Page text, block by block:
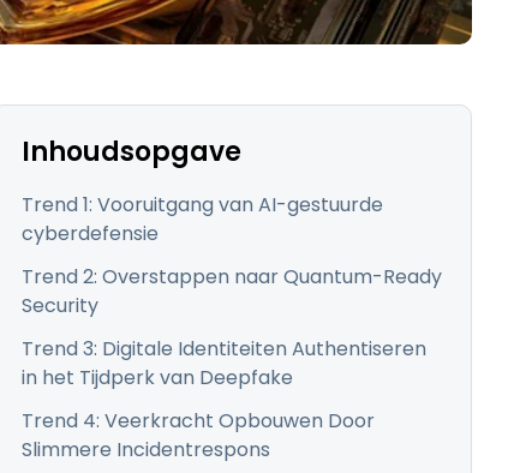
sectoren
日本語
ภาษาไทย
Inhoudsopgave
Trend 1: Vooruitgang van AI-gestuurde
cyberdefensie
Trend 2: Overstappen naar Quantum-Ready
Security
Trend 3: Digitale Identiteiten Authentiseren
in het Tijdperk van Deepfake
Trend 4: Veerkracht Opbouwen Door
Slimmere Incidentrespons